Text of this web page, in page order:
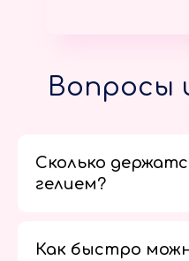
Вопросы
Сколько
гелием?
Как быстро